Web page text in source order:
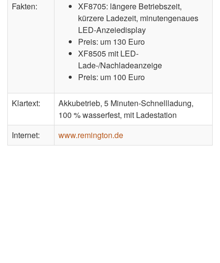
Fakten:
XF8705: längere Betriebszeit,
kürzere Ladezeit, minutengenaues
LED-Anzeiedisplay
Preis: um 130 Euro
XF8505 mit LED-
Lade-/Nachladeanzeige
Preis: um 100 Euro
Klartext:
Akkubetrieb, 5 Minuten-Schnellladung,
100 % wasserfest, mit Ladestation
Internet:
www.remington.de